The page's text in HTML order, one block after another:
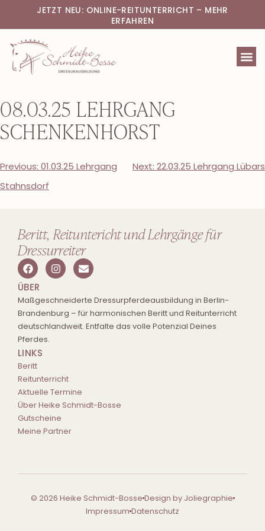
JETZT NEU: ONLINE-REITUNTERRICHT – MEHR
ERFAHREN
08.03.25 LEHRGANG
SCHENKENHORST
Previous: 01.03.25 Lehrgang
Stahnsdorf
Next: 22.03.25 Lehrgang Lübars
Beritt, Reituntericht und Lehrgänge für
Dressurreiter
ÜBER
Maßgeschneiderte Dressurpferdeausbildung in Berlin-
Brandenburg – für harmonischen Beritt und Reitunterricht
deutschlandweit. Entfalte das volle Potenzial Deines
Pferdes.
LINKS
Beritt
Reitunterricht
Aktuelle Termine
Über Heike Schmidt-Bosse
Gutscheine
Meine Partner
© 2026 Heike Schmidt-BosseDesign by Joliegraphie
Impressum Datenschutz